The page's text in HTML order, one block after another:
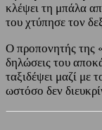
κλέψει τη μπάλα
του χτύπησε τον
Ο προπονητής της
δηλώσεις του
ταξιδέψει μαζί με
ωστόσο δεν